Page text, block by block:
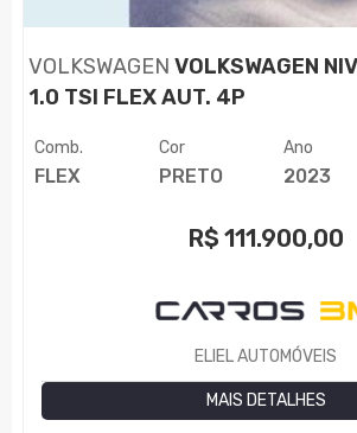
VOLKSWAGEN VOLKSWAGEN
1.0 TSI FLEX AUT. 4P
Comb.
FLEX
Cor
PRETO
Ano
2023
R$ 111.900,00
ELIEL AUTOMÓVEIS
MAIS DETALHES